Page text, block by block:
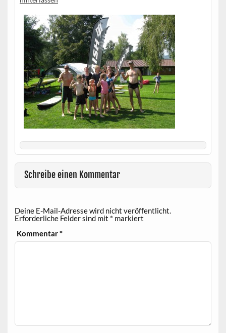
Schreibe einen Kommentar
Deine E-Mail-Adresse wird nicht veröffentlicht.
Erforderliche Felder sind mit * markiert
Kommentar*